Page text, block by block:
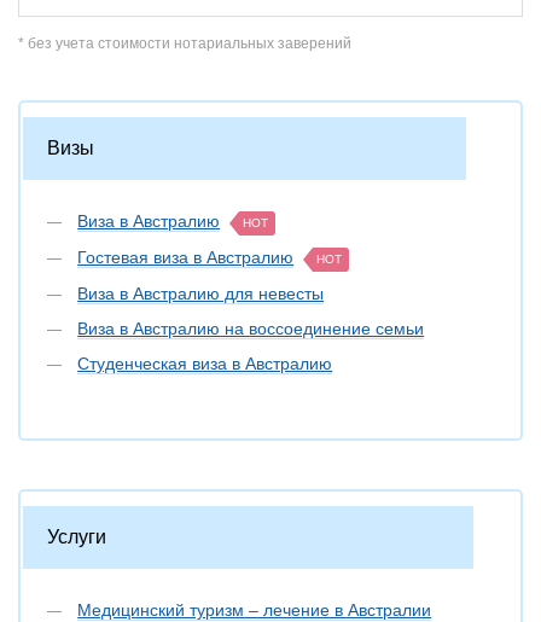
* без учета стоимости нотариальных заверений
Визы
Виза в Австралию HOT
Гостевая виза в Австралию HOT
Виза в Австралию для невесты
Виза в Австралию на воссоединение семьи
Студенческая виза в Австралию
Услуги
Медицинский туризм – лечение в Австралии